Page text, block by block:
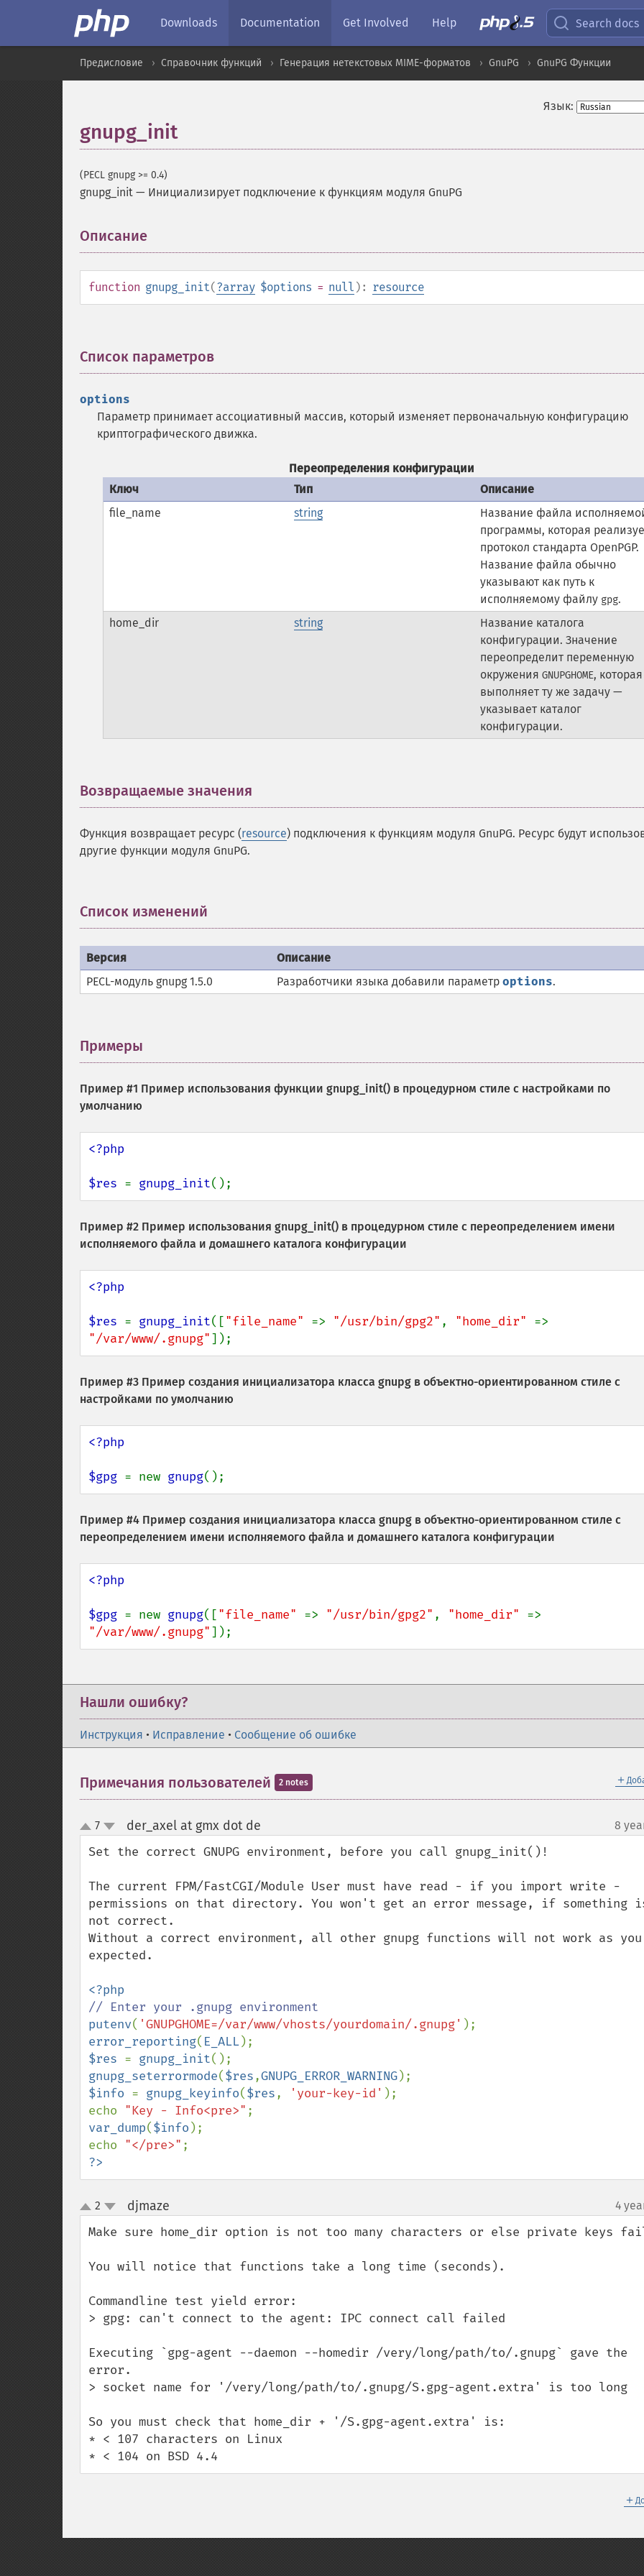
Downloads Documentation Get Involved Help Search docs
Предисловие Справочник функций Генерация нетекстовых MIME-форматов GnuPG GnuPG Функции
Язык:
gnupg_init
(PECL gnupg >= 0.4)
gnupg_init — Инициализирует подключение к функциям модуля GnuPG
Описание
function gnupg_init(?array $options = null ): resource
Список параметров
options
Параметр принимает ассоциативный массив, который изменяет первоначальную конфигурацию
криптографического движка.
Переопределения конфигурации
Ключ
Тип
Описание
file_name
string
Название файла
программы, которая
протокол стандарта OpenPGP.
Название файла обычно
указывают как путь к
исполняемому файлу gpg.
home_dir
string
Название каталога
конфигурации. Значение
переопределит переменную
окружения GNUPGHOME, которая
выполняет ту же задачу —
указывает каталог
конфигурации.
Возвращаемые значения
Функция возвращает ресурс (resource) подключения к функциям модуля GnuPG. Ресурс будут
другие функции модуля GnuPG.
Список изменений
Версия
Описание
PECL-модуль gnupg 1.5.0
Разработчики языка добавили параметр options.
Примеры
Пример #1 Пример использования функции gnupg_init() в процедурном стиле с настройками по
умолчанию
<?php
$res = gnupg_init();
Пример #2 Пример использования gnupg_init() в процедурном стиле с переопределением имени
исполняемого файла и домашнего каталога конфигурации
<?php
$res = gnupg_init(["file_name" => "/usr/bin/gpg2" , "home_dir"
"/var/www/.gnupg"]);
Пример #3 Пример создания инициализатора класса gnupg в объектно-ориентированном стиле с
настройками по умолчанию
<?php
$gpg = new gnupg();
Пример #4 Пример создания инициализатора класса gnupg в объектно-ориентированном стиле с
переопределением имени исполняемого файла и домашнего каталога конфигурации
<?php
$gpg = new gnupg(["file_name" => "/usr/bin/gpg2" , "home_dir"
"/var/www/.gnupg"]);
Нашли ошибку?
Инструкция • Исправление • Сообщение об ошибке
＋
Примечания пользователей 2 notes
up
down
7 der_axel at gmx dot de 8
Set the correct GNUPG environment, before you call gnupg_init()!
The current FPM/FastCGI/Module User must have read - if you import write -
permissions on that directory. You won't get an error message, if something
not correct.
Without a correct environment, all other gnupg functions will not work as you
expected.
putenv( 'GNUPGHOME=/var/www/vhosts/yourdomain/.gnupg'
error_reporting( E_ALL
$res = gnupg_init
gnupg_seterrormode($res,GNUPG_ERROR_WARNING
$info = gnupg_keyinfo($res, 'your-key-id' );
echo "Key - Info<pre>"
var_dump($info );
echo "</pre>"
?>
up
down
2 djmaze 4
Make sure home_dir option is not too many characters or else private keys
You will notice that functions take a long time (seconds).
Commandline test yield error:
> gpg: can't connect to the agent: IPC connect call failed
Executing `gpg-agent --daemon --homedir /very/long/path/to/.gnupg` gave the
error.
> socket name for '/very/long/path/to/.gnupg/S.gpg-agent.extra' is too long
So you must check that home_dir + '/S.gpg-agent.extra' is:
* < 107 characters on Linux
* < 104 on BSD 4.4
＋